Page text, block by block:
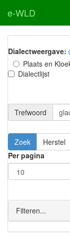
e-WLD
Dialectweergave:
Plaats en
Dialectlijst
Trefwoord
Per pagina
Filteren...